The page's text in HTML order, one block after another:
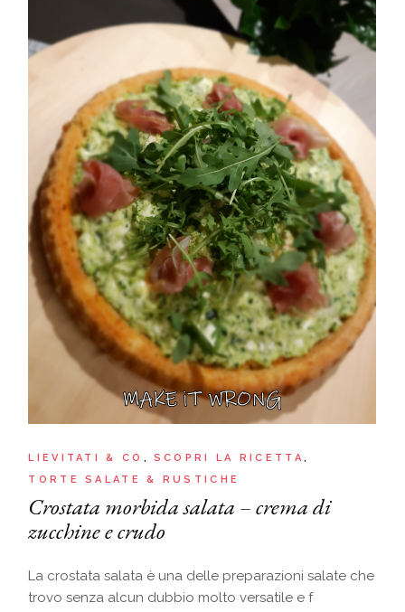
LIEVITATI & CO
SCOPRI LA RICETTA
TORTE SALATE & RUSTICHE
Crostata morbida salata – crema di
zucchine e crudo
La crostata salata è una delle preparazioni salate che
trovo senza alcun dubbio molto versatile e f